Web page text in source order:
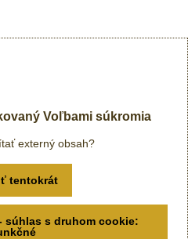
Voľbami súkromia
externý obsah?
tentokrát
súhlas s druhom cookie: